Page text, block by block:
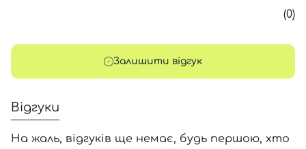
(0)
Залишити відгук
Відгуки
На жаль, відгуків ще немає, будь першою, хто